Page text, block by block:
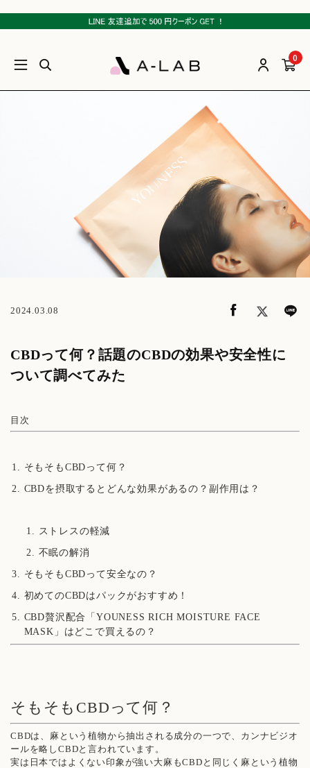
0
2024.03.08
CBDって何？話題のCBDの効果や安全性に
ついて調べてみた
目次
そもそもCBDって何？
CBDを摂取するとどんな効果があるの？副作用は？
ストレスの軽減
不眠の解消
そもそもCBDって安全なの？
初めてのCBDはパックがおすすめ！
CBD贅沢配合「YOUNESS RICH MOISTURE FACE
MASK」はどこで買えるの？
そもそもCBDって何？
CBDは、麻という植物から抽出される成分の一つで、カンナビジオ
ールを略しCBDと言われています。
実は日本ではよくない印象が強い大麻もCBDと同じく麻という植物